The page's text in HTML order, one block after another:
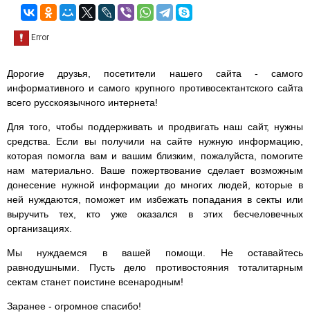
Дорогие друзья, посетители нашего сайта - самого
информативного и самого крупного противосектантского сайта
всего русскоязычного интернета!
Для того, чтобы поддерживать и продвигать наш сайт, нужны
средства. Если вы получили на сайте нужную информацию,
которая помогла вам и вашим близким, пожалуйста, помогите
нам материально. Ваше пожертвование сделает возможным
донесение нужной информации до многих людей, которые в
ней нуждаются, поможет им избежать попадания в секты или
выручить тех, кто уже оказался в этих бесчеловечных
организациях.
Мы нуждаемся в вашей помощи. Не оставайтесь
равнодушными. Пусть дело противостояния тоталитарным
сектам станет поистине всенародным!
Заранее - огромное спасибо!